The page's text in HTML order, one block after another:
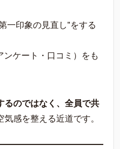
一印象の見直し”をする
ンケート・口コミ）をも
るのではなく、全員で共
気感を整える近道です。